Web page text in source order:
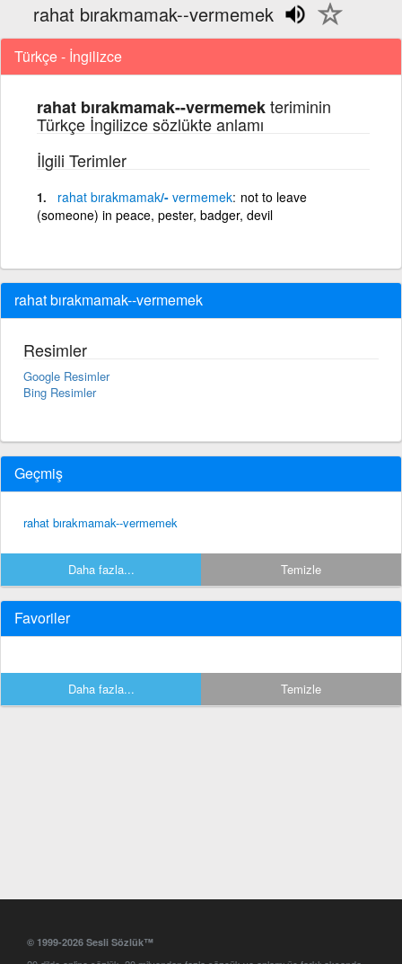
rahat bırakmamak--vermemek
Türkçe - İngilizce
rahat bırakmamak--vermemekteriminin
Türkçe İngilizce sözlükte anlamı
İlgili Terimler
rahat bırakmamak/- vermemek not to leave
(someone) in peace, pester, badger, devil
rahat bırakmamak--vermemek
Resimler
Google Resimler
Bing Resimler
Geçmiş
rahat bırakmamak--vermemek
Daha fazla... Temizle
Favoriler
Daha fazla... Temizle
© 1999-2026 Sesli Sözlük™